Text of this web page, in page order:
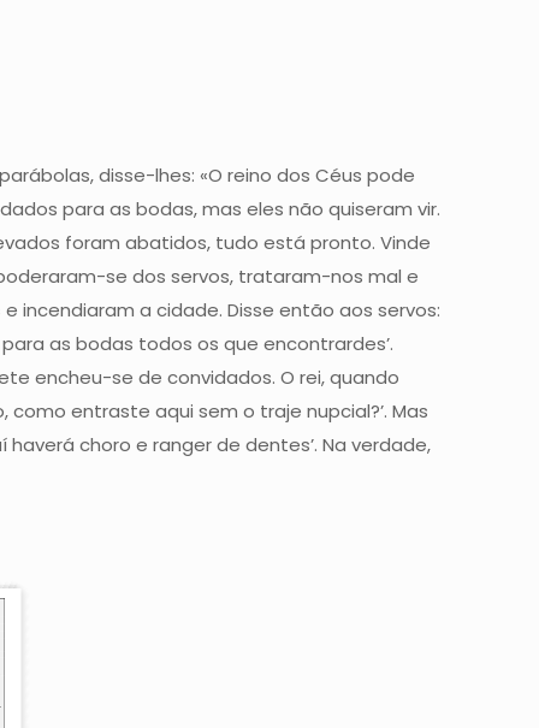
disse-lhes: «O reino dos Céus pode
para as bodas, mas eles não quiseram vir.
foram abatidos, tudo está pronto. Vinde
se dos servos, trataram-nos mal e
incendiaram a cidade. Disse então aos servos:
as bodas todos os que encontrardes’.
encheu-se de convidados. O rei, quando
entraste aqui sem o traje nupcial?’. Mas
choro e ranger de dentes’. Na verdade,